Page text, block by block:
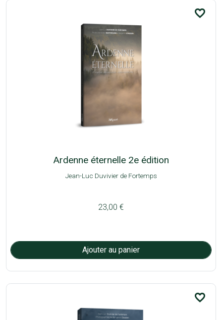
favorite_border
Ardenne éternelle 2e édition
Jean-Luc Duvivier de Fortemps
23,00 €
favorite_border